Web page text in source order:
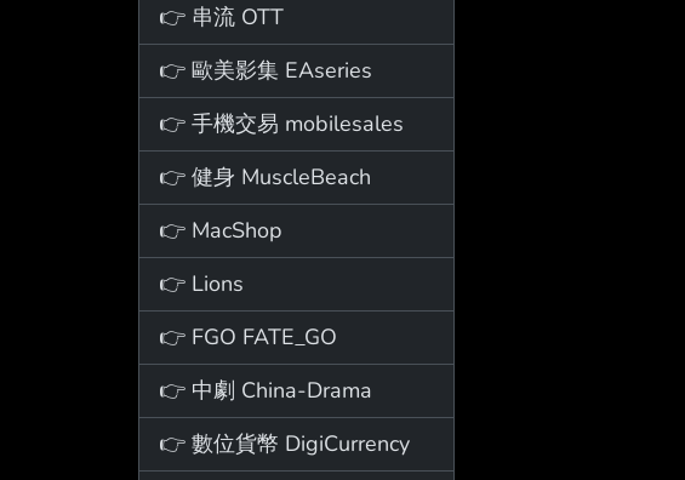
👉 串流 OTT
👉 歐美影集 EAseries
👉 手機交易 mobilesales
👉 健身 MuscleBeach
👉 MacShop
👉 Lions
👉 FGO FATE_GO
👉 中劇 China-Drama
👉 數位貨幣 DigiCurrency